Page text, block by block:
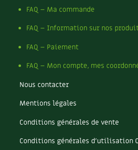
Enfants
Actions pour la planète
Les 4 saisons
Compléments
Dossier4 saisons
FAQ – Ma commande
FAQ – Information sur nos
FAQ – Paiement
FAQ – Mon compte, mes
Nous contacter
Mentions légales
Conditions générales de vente
Conditions générales d’utilisation